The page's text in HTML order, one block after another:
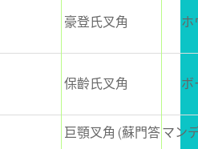
豪登氏叉角 ホ
保齡氏叉角 ボ
巨顎叉角 (蘇門答マン